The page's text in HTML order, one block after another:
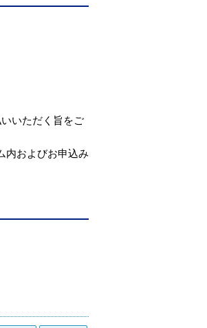
いただく旨をご
内およびお申込み